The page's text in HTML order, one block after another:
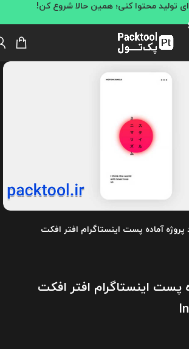
تولید محتوا کنی؛ همین حالا شروع کن!
پروژه آماده پست اینستاگرام افتر افکت
پست اینستاگرام افتر افکت